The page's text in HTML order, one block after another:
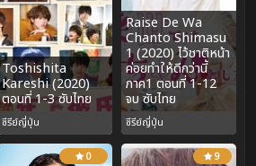
Toshishita
Kareshi (2020)
ตอนที่ 1-3 ซับไทย
ซีรีย์ญี่ปุ่น
Raise De Wa
Chanto Shimasu
1 (2020) ไว้ชาติหน้า
ค่อยทำให้ดีกว่านี้
ภาค1 ตอนที่ 1-12
จบ ซับไทย
ซีรีย์ญี่ปุ่น
0
9